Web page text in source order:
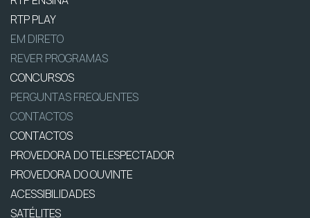
RTP PLAY
EM DIRETO
REVER PROGRAMAS
CONCURSOS
PERGUNTAS FREQUENTES
CONTACTOS
CONTACTOS
PROVEDORA DO TELESPECTADOR
PROVEDORA DO OUVINTE
ACESSIBILIDADES
SATÉLITES